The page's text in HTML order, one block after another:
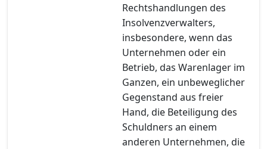
Rechtshandlungen des
Insolvenzverwalters,
insbesondere, wenn das
Unternehmen oder ein
Betrieb, das Warenlager im
Ganzen, ein unbeweglicher
Gegenstand aus freier
Hand, die Beteiligung des
Schuldners an einem
anderen Unternehmen, die